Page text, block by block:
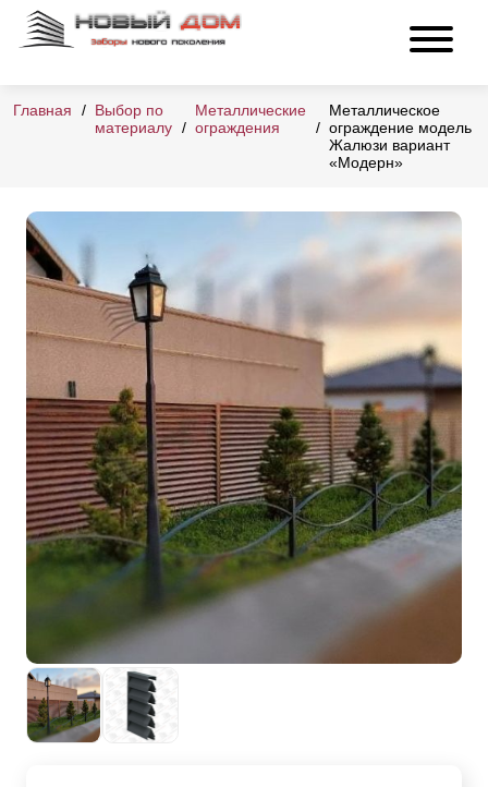
Главная
Выбор по
материалу
Металлические
ограждения
Металлическое
ограждение модель
Жалюзи вариант
«Модерн»